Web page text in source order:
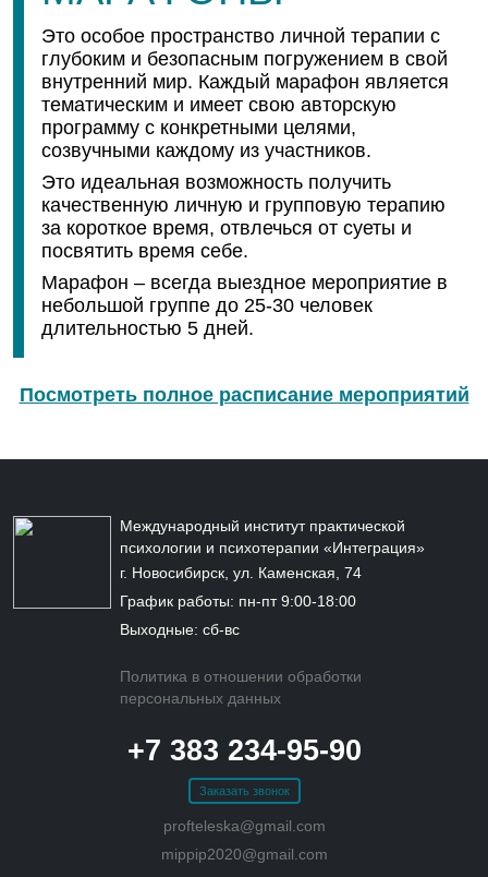
Это особое пространство личной терапии с
глубоким и безопасным погружением в свой
внутренний мир. Каждый марафон является
тематическим и имеет свою авторскую
программу с конкретными целями,
созвучными каждому из участников.
Это идеальная возможность получить
качественную личную и групповую терапию
за короткое время, отвлечься от суеты и
посвятить время себе.
Марафон – всегда выездное мероприятие в
небольшой группе до 25-30 человек
длительностью 5 дней.
Посмотреть полное расписание мероприятий
Международный институт практической
психологии и психотерапии «Интеграция»
г. Новосибирск, ул. Каменская, 74
График работы: пн-пт 9:00-18:00
Выходные: сб-вс
Политика в отношении обработки
персональных данных
+7 383 234-95-90
Заказать звонок
profteleska@gmail.com
mippip2020@gmail.com